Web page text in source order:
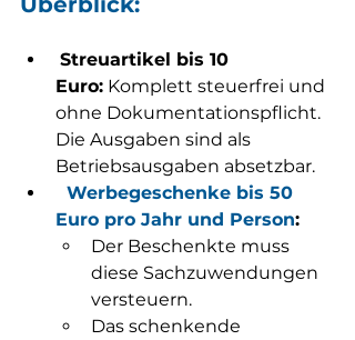
Streuartikel bis 10
Euro: Komplett steuerfrei und
ohne Dokumentationspflicht.
Die Ausgaben sind als
Betriebsausgaben absetzbar.
Werbegeschenke bis 50
Euro pro Jahr und Person:
Der Beschenkte muss
diese Sachzuwendungen
versteuern.
Das schenkende